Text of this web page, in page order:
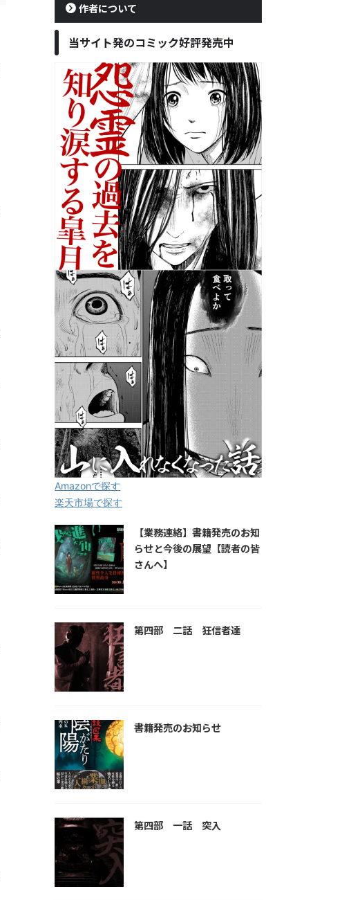
作者について
当サイト発のコミック好評発売中
Amazonで探す
楽天市場で探す
【業務連絡】書籍発売のお知
らせと今後の展望【読者の皆
さんへ】
第四部 二話 狂信者達
書籍発売のお知らせ
第四部 一話 突入